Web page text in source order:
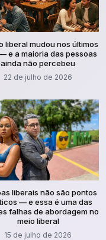
liberal mudou nos últimos
e a maioria das pessoas
ainda não percebeu
22 de julho de 2026
liberais não são pontos
— e essa é uma das
falhas de abordagem no
meio liberal
15 de julho de 2026